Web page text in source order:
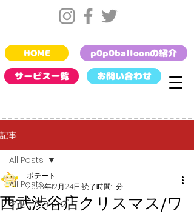
お問い合わせ
HOME
サービス一覧
p0p0balloonの紹介
記事
All Posts
グリーティング
All Posts
西武渋谷店クリスマス/ワ
ポテート
2023年12月24日 読了時間: 1分